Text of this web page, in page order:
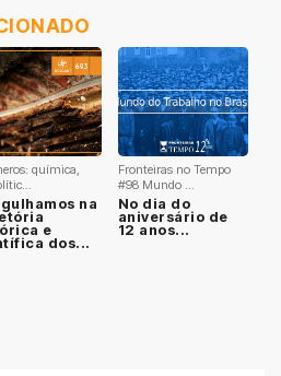
química,
na
e
dos...
Fronteiras no Tempo
#98 Mundo ...
No dia do
aniversário de
12 anos...